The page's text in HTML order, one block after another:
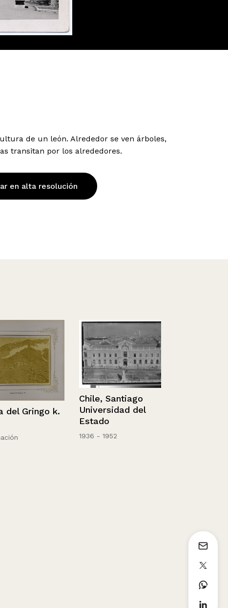
de un león. Alrededor se ven árboles,
transitan por los alrededores.
en alta resolución
Gringo k.
Chile, Santiago
Universidad del
Estado
1936 - 1952